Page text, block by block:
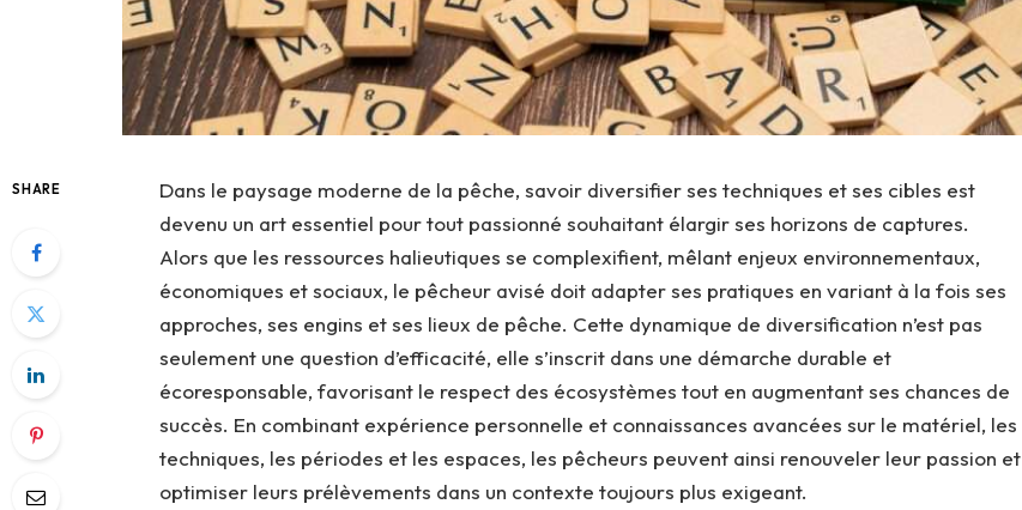
SHARE
Dans le paysage moderne de la pêche, savoir diversifier ses techniques et ses cibles est
devenu un art essentiel pour tout passionné souhaitant élargir ses horizons de captures.
Alors que les ressources halieutiques se complexifient, mêlant enjeux environnementaux,
économiques et sociaux, le pêcheur avisé doit adapter ses pratiques en variant à la fois ses
approches, ses engins et ses lieux de pêche. Cette dynamique de diversification n’est pas
seulement une question d’efficacité, elle s’inscrit dans une démarche durable et
écoresponsable, favorisant le respect des écosystèmes tout en augmentant ses chances de
succès. En combinant expérience personnelle et connaissances avancées sur le matériel, les
techniques, les périodes et les espaces, les pêcheurs peuvent ainsi renouveler leur passion et
optimiser leurs prélèvements dans un contexte toujours plus exigeant.